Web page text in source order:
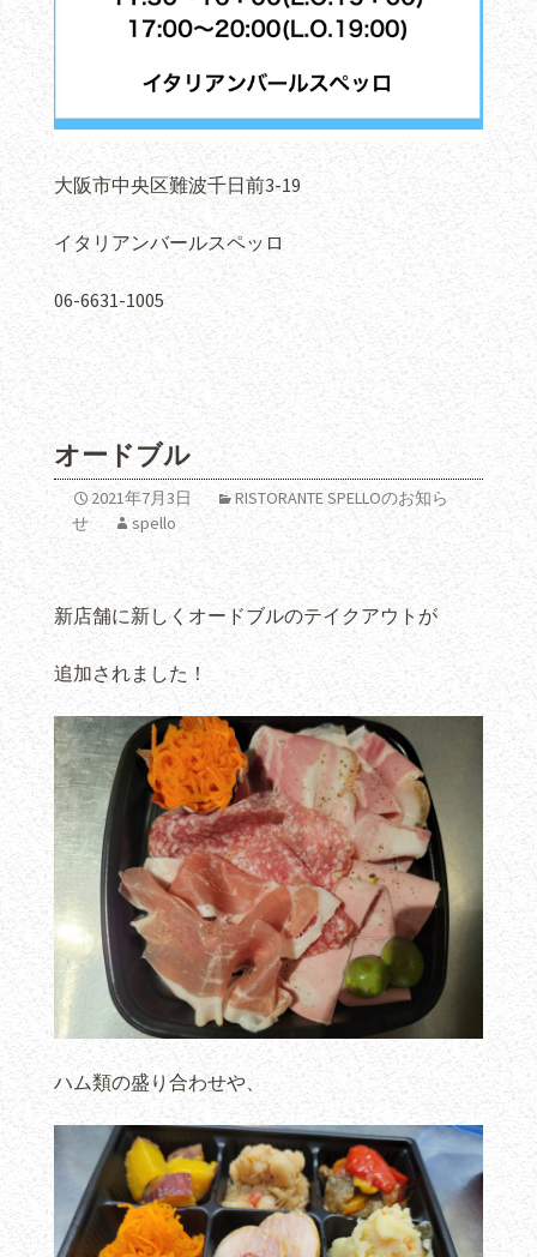
大阪市中央区難波千日前3-19
イタリアンバールスペッロ
06-6631-1005
オードブル
2021年7月3日
RISTORANTE SPELLOのお知ら
せ
spello
新店舗に新しくオードブルのテイクアウトが
追加されました！
ハム類の盛り合わせや、